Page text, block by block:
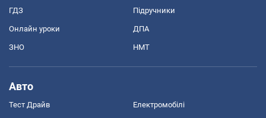
ГДЗ Підручники
Онлайн уроки ДПА
ЗНО НМТ
Авто
Тест Драйв Електромобілі